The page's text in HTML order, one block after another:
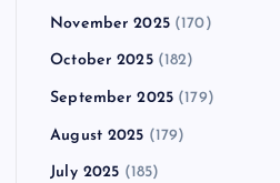
November 2025(170)
October 2025(182)
September 2025 (179)
August 2025 (179)
July 2025 (185)